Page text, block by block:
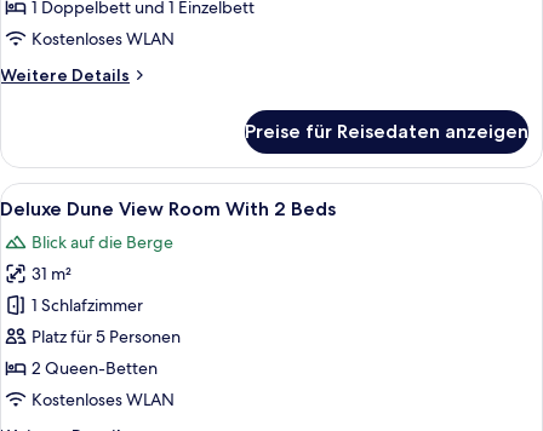
Double
&
Bed
anzeigen
1 Doppelbett und 1 Einzelbett
Kostenloses WLAN
Weitere Details
Weitere
Room
with
1
Bed
&
Twin
Bed
Preise für Reisedaten anzeigen
Alle
Fotos
für
Deluxe
Dune
View
Room
With
Ein Hotelzimmer mit zwei Betten,
5
Deluxe Dune View Room With 2 Beds
Blick auf die Berge
31 m²
1 Schlafzimmer
Platz für 5 Personen
2 Queen-Betten
Kostenloses WLAN